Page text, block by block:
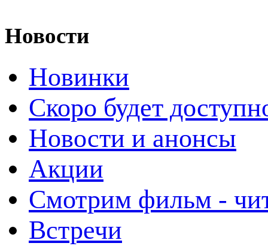
Новости
Новинки
Скоро будет
Новости и анонсы
Акции
Смотрим фильм -
Встречи